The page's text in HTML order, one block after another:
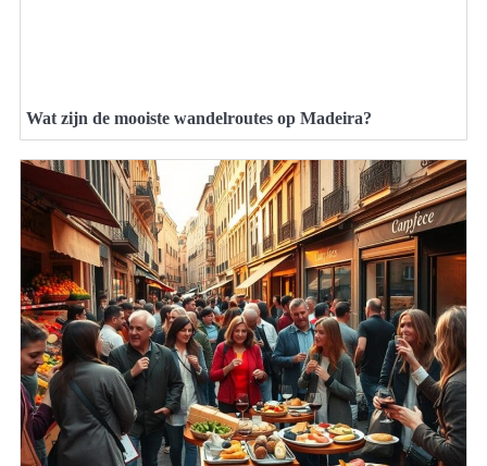
Wat zijn de mooiste wandelroutes op Madeira?